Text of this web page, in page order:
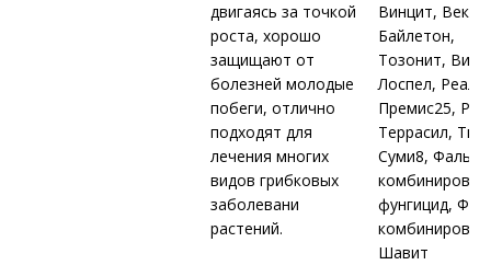
двигаясь за точкой
роста, хорошо
защищают от
болезней молодые
побеги, отлично
подходят для
лечения многих
видов грибковых
заболевани
растений.
Винцит,
Байлетон,
Тозонит, Виал,
Лоспел, Реал,
Премис25,
Террасил,
Суми8,
фунгицид,
Шавит